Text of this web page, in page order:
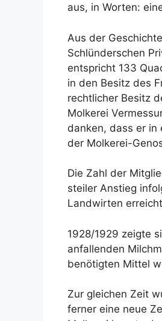
aus, in Worten:
Aus der
Schlünderschen
entspricht 133
in den Besitz des
rechtlicher Besitz
Molkerei
danken, dass er in
der Molkerei-
Die Zahl der
steiler Anstieg
Landwirten
1928/1929 zeigte
anfallenden
benötigten Mittel
Zur gleichen Zeit
ferner eine neue